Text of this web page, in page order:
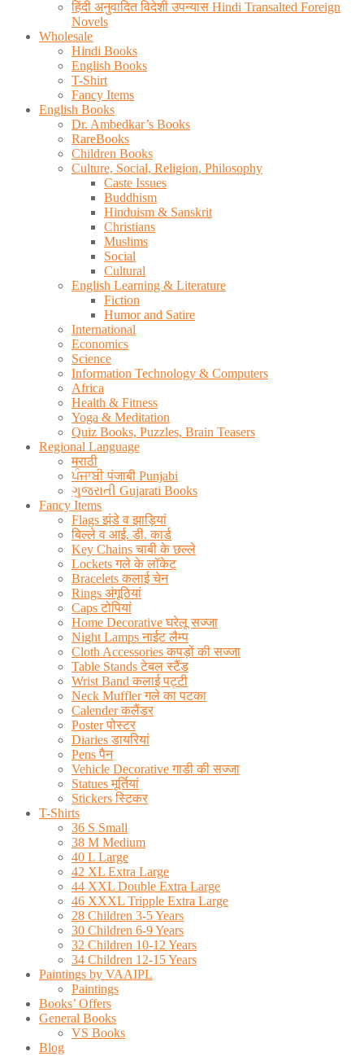
हिंदी अनुवादित विदेशी उपन्यास Hindi Transalted Foreign
Novels
Wholesale
Hindi Books
English Books
T-Shirt
Fancy Items
English Books
Dr. Ambedkar’s Books
RareBooks
Children Books
Culture, Social, Religion, Philosophy
Caste Issues
Buddhism
Hinduism & Sanskrit
Christians
Muslims
Social
Cultural
English Learning & Literature
Fiction
Humor and Satire
International
Economics
Science
Information Technology & Computers
Africa
Health & Fitness
Yoga & Meditation
Quiz Books, Puzzles, Brain Teasers
Regional Language
मराठी
ਪੰਜਾਬੀ पंजाबी Punjabi
ગુજરાતી Gujarati Books
Fancy Items
Flags झंडे व झाड़ियां
बिल्ले व आई. डी. कार्ड
Key Chains चाबी के छल्ले
Lockets गले के लॉकेट
Bracelets कलाई चेन
Rings अंगूठियां
Caps टोपियां
Home Decorative घरेलू सज्जा
Night Lamps नाईट लैम्प
Cloth Accessories कपड़ों की सज्जा
Table Stands टेबल स्टैंड
Wrist Band कलाई पट्टी
Neck Muffler गले का पटका
Calender कलैंडर
Poster पोस्टर
Diaries डायरियां
Pens पैन
Vehicle Decorative गाडी की सज्जा
Statues मूर्तियां
Stickers स्टिकर
T-Shirts
36 S Small
38 M Medium
40 L Large
42 XL Extra Large
44 XXL Double Extra Large
46 XXXL Tripple Extra Large
28 Children 3-5 Years
30 Children 6-9 Years
32 Children 10-12 Years
34 Children 12-15 Years
Paintings by VAAIPL
Paintings
Books’ Offers
General Books
VS Books
Blog